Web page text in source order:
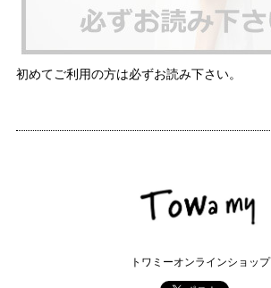
初めてご利用の方は必ずお読み下さい。
トワミーオンラインショップ